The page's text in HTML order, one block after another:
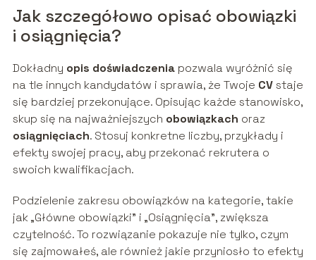
Jak szczegółowo opisać obowiązki
i osiągnięcia?
Dokładny opis doświadczeniapozwala wyróżnić się
na tle innych kandydatów i sprawia, że Twoje CVstaje
się bardziej przekonujące. Opisując każde stanowisko,
skup się na najważniejszych obowiązkach oraz
osiągnięciach. Stosuj konkretne liczby, przykłady i
efekty swojej pracy, aby przekonać rekrutera o
swoich kwalifikacjach.
Podzielenie zakresu obowiązków na kategorie, takie
jak „Główne obowiązki” i „Osiągnięcia”, zwiększa
czytelność. To rozwiązanie pokazuje nie tylko, czym
się zajmowałeś, ale również jakie przyniosło to efekty